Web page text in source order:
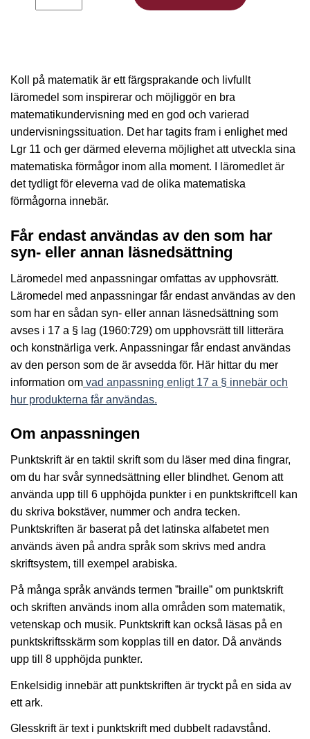
Koll på matematik är ett färgsprakande och livfullt
läromedel som inspirerar och möjliggör en bra
matematikundervisning med en god och varierad
undervisningssituation. Det har tagits fram i enlighet med
Lgr 11 och ger därmed eleverna möjlighet att utveckla sina
matematiska förmågor inom alla moment. I läromedlet är
det tydligt för eleverna vad de olika matematiska
förmågorna innebär.
Får endast användas av den som har
syn- eller annan läsnedsättning
Läromedel med anpassningar omfattas av upphovsrätt.
Läromedel med anpassningar får endast användas av den
som har en sådan syn- eller annan läsnedsättning som
avses i 17 a § lag (1960:729) om upphovsrätt till litterära
och konstnärliga verk. Anpassningar får endast användas
av den person som de är avsedda för. Här hittar du mer
information om vad anpassning enligt 17 a § innebär och
hur produkterna får användas.
Om anpassningen
Punktskrift är en taktil skrift som du läser med dina fingrar,
om du har svår synnedsättning eller blindhet. Genom att
använda upp till 6 upphöjda punkter i en punktskriftcell kan
du skriva bokstäver, nummer och andra tecken.
Punktskriften är baserat på det latinska alfabetet men
används även på andra språk som skrivs med andra
skriftsystem, till exempel arabiska.
På många språk används termen ”braille” om punktskrift
och skriften används inom alla områden som matematik,
vetenskap och musik. Punktskrift kan också läsas på en
punktskriftsskärm som kopplas till en dator. Då används
upp till 8 upphöjda punkter.
Enkelsidig innebär att punktskriften är tryckt på en sida av
ett ark.
Glesskrift är text i punktskrift med dubbelt radavstånd.